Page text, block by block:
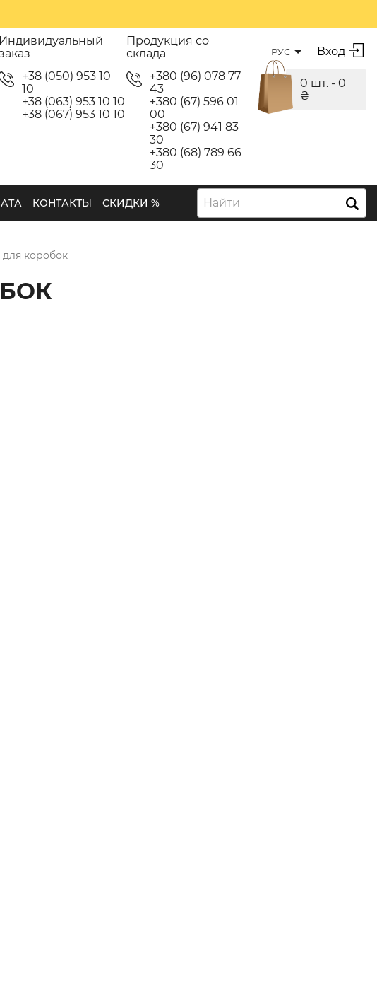
Индивидуальный
+38 (050) 953 10
10
+38 (063) 953 10 10
+38 (067) 953 10 10
Продукция со
склада
+380 (96) 078 77
43
+380 (67) 596 01
00
+380 (67) 941 83
30
+380 (68) 789 66
30
РУС Вход
0 шт. - 0
₴
КОНТАКТЫ СКИДКИ % Найти
коробок